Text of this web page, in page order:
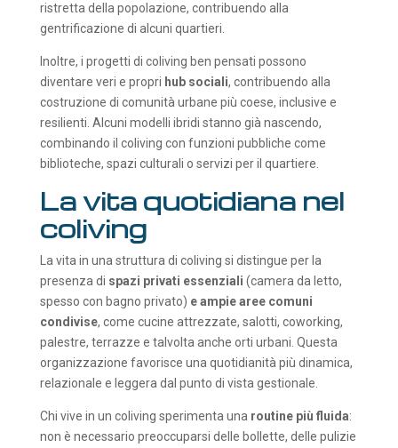
ristretta della popolazione, contribuendo alla
gentrificazione di alcuni quartieri.
Inoltre, i progetti di coliving ben pensati possono
diventare veri e propri hub sociali, contribuendo alla
costruzione di comunità urbane più coese, inclusive e
resilienti. Alcuni modelli ibridi stanno già nascendo,
combinando il coliving con funzioni pubbliche come
biblioteche, spazi culturali o servizi per il quartiere.
La vita quotidiana nel
coliving
La vita in una struttura di coliving si distingue per la
presenza di spazi privati essenziali (camera da letto,
spesso con bagno privato) e ampie aree comuni
condivise, come cucine attrezzate, salotti, coworking,
palestre, terrazze e talvolta anche orti urbani. Questa
organizzazione favorisce una quotidianità più dinamica,
relazionale e leggera dal punto di vista gestionale.
Chi vive in un coliving sperimenta una routine più fluida:
non è necessario preoccuparsi delle bollette, delle pulizie